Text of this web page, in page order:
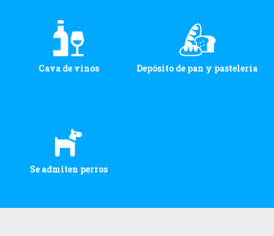
Cava de vinos Depósito de pan y pastelería
Se admiten perros